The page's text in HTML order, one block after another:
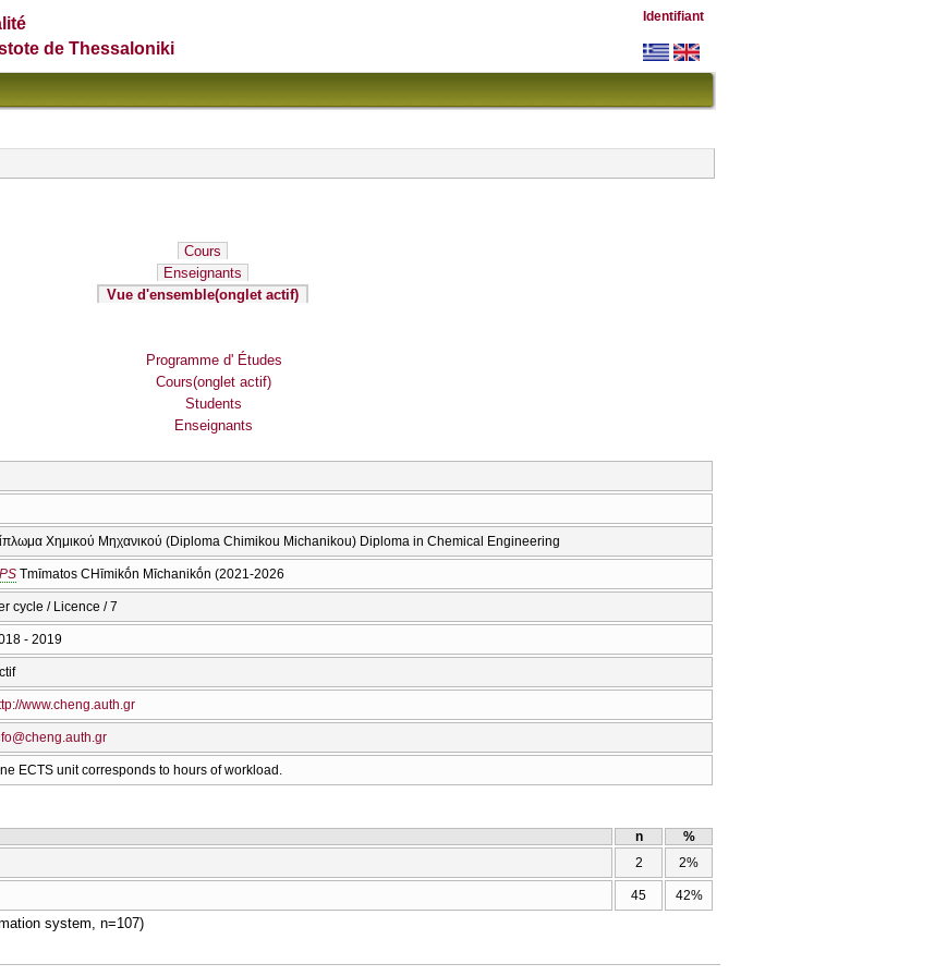
de Thessaloniki
Identifiant
Cours
Enseignants
Vue d'ensemble(onglet actif)
Programme d' Études
Cours(onglet actif)
Students
Enseignants
Χημικού Μηχανικού (Diploma Chimikou Michanikou) Diploma in Chemical Engineering
Tmīmatos CΗīmikṓn Mīchanikṓn (2021-2026
cycle / Licence / 7
- 2019
www.cheng.auth.gr
ECTS unit corresponds to hours of workload.
n
%
2 2%
45 42%
system, n=107)